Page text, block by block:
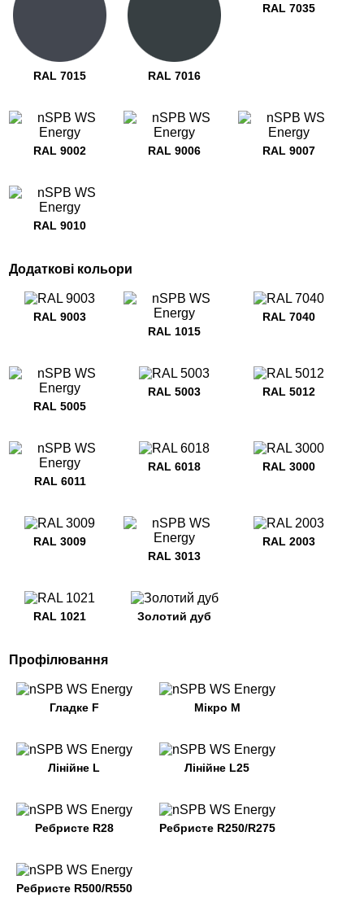
RAL 7015 RAL 7016
RAL 7035
RAL 9002 RAL 9006 RAL 9007
RAL 9010
Додаткові кольори
RAL 9003
RAL 1015
RAL 7040
RAL 5005
RAL 5003 RAL 5012
RAL 6011
RAL 6018 RAL 3000
RAL 3009
RAL 3013
RAL 2003
RAL 1021 Золотий дуб
Профілювання
Гладке F Мікро M
Лінійне L Лінійне L25
Ребристе R28 Ребристе R250/R275
Ребристе R500/R550